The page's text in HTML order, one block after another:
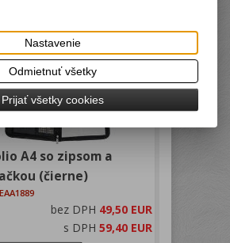
A4 so zipsom a
(čierne)
EAA1889
bez DPH 49,50 EUR
s DPH 59,40 EUR
Nastavenie
Odmietnuť všetky
Prijať všetky cookies